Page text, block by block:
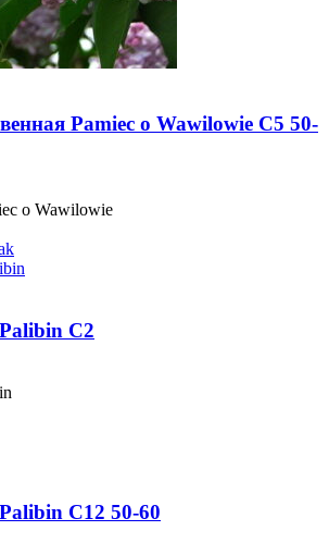
Pamiec o Wawilowie C5 50-
o Wawilowie
C2
C12 50-60